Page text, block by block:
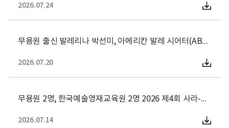
2026.07.24
무용원 출신 발레리나 박선미, 아메리칸 발레 시어터(ABT) 수
2026.07.20
무용원 2명, 한국예술영재교육원 2명 2026 제4회 사라-노라 프
2026.07.14